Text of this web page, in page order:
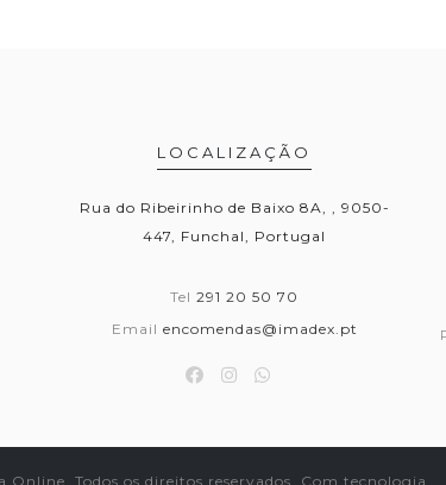
LOCALIZAÇÃO
Rua do Ribeirinho de Baixo 8A, , 9050-
447, Funchal, Portugal
Tel 291 20 50 70
Email encomendas@imadex.pt
Todos os direitos reservados. Com tecnologia